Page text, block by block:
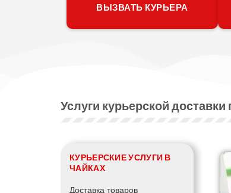
ВЫЗВАТЬ КУРЬЕРА
Услуги курьерской
КУРЬЕРСКИЕ УСЛУГИ В
ЧАЙКАХ
Доставка товаров